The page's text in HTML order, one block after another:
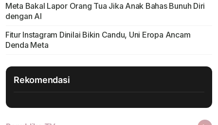
Meta Bakal Lapor Orang Tua Jika Anak Bahas Bunuh Diri
dengan AI
Fitur Instagram Dinilai Bikin Candu, Uni Eropa Ancam
Denda Meta
Rekomendasi